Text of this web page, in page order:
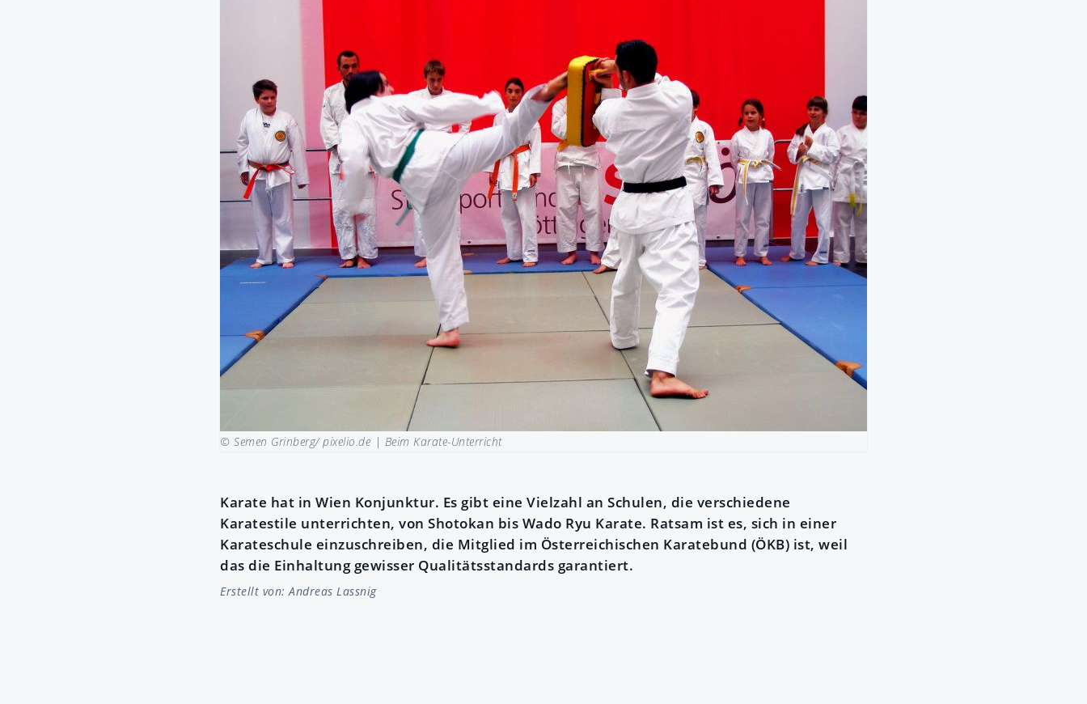
© Semen Grinberg/ pixelio.de | Beim Karate-Unterricht
Karate hat in Wien Konjunktur. Es gibt eine Vielzahl an Schulen, die verschiedene
Karatestile unterrichten, von Shotokan bis Wado Ryu Karate. Ratsam ist es, sich in einer
Karateschule einzuschreiben, die Mitglied im Österreichischen Karatebund (ÖKB) ist, weil
das die Einhaltung gewisser Qualitätsstandards garantiert.
Erstellt von:Andreas Lassnig